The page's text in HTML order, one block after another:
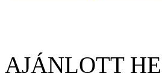
AJÁNLOTT